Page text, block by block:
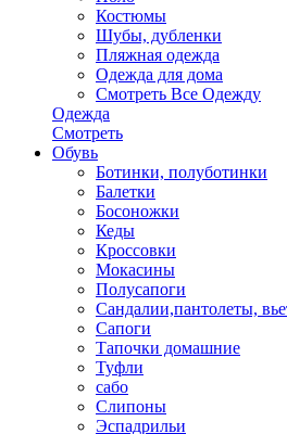
Костюмы
Шубы, дубленки
Пляжная одежда
Одежда для дома
Смотреть Все Одежду
Одежда
Смотреть
Обувь
Ботинки, полуботинки
Балетки
Босоножки
Кеды
Кроссовки
Мокасины
Полусапоги
Сандалии,пантолеты,
Сапоги
Тапочки домашние
Туфли
сабо
Слипоны
Эспадрильи